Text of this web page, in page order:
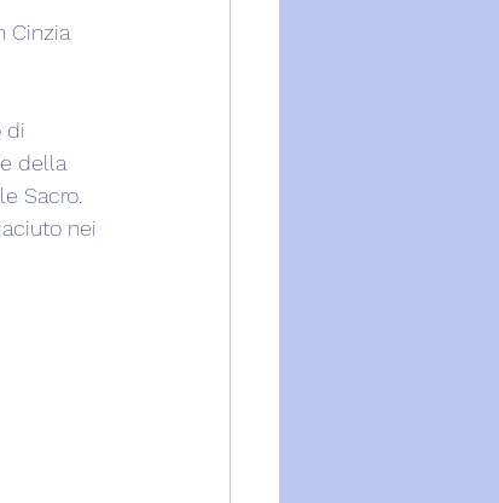
Cinzia
di
della
Sacro.
nei